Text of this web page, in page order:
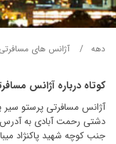
دهه آژانس های مسافرتی
کوتاه درباره آژانس
آژانس مسافرتی پرستو سير
دشتی رحمت آبادی به آدرس
جنب کوچه شهید پاکنژاد